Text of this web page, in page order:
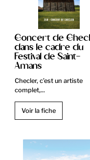
Concert de
dans le cadre du
Festival de Saint-
Amans
Checler, c’est un artiste
complet,...
Voir la fiche